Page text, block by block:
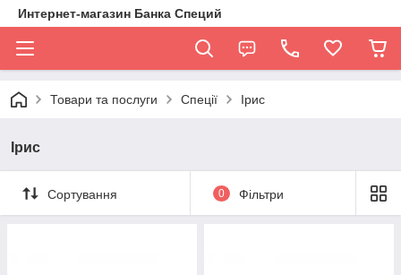
Интернет-магазин Банка Специй
Товари та послуги Спеції Ірис
Ірис
Сортування 0 Фільтри